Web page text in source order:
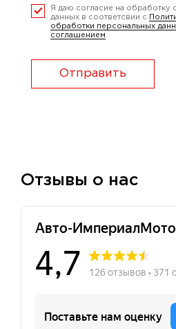
Я даю согласие на обработку
данных в соответсвии с
обработки персональных
соглашением
Отправить
Отзывы о нас